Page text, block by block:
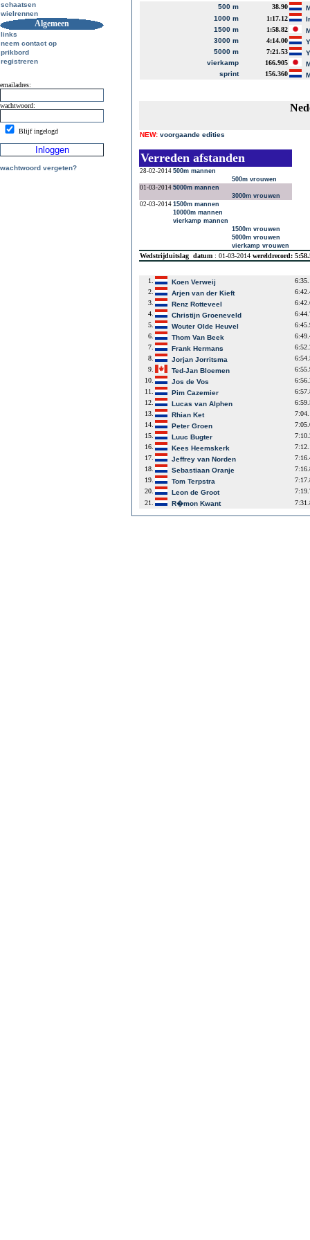
schaatsen
wielrennen
Algemeen
links
neem contact op
prikbord
registreren
emailadres:
wachtwoord:
Blijf ingelogd
wachtwoord vergeten?
500 m 38.90
1000 m
1:17.12
1500 m
1:58.82
3000 m
4:14.00
5000 m
7:21.53
vierkamp
166.905
sprint
156.360
NEW: voorgaande edities
Verreden afstanden
28-02-2014 500m mannen
500m vrouwen
01-03-2014 5000m mannen
3000m vrouwen
02-03-2014 1500m mannen
10000m mannen
vierkamp mannen
1500m vrouwen
5000m vrouwen
vierkamp vrouwen
Wedstrijduitslag datum : 01-03-2014 wereldrecord:
1. Koen Verweij
2.
Arjen van der Kieft
3.
Renz Rotteveel
4.
Christijn Groeneveld
5.
Wouter Olde Heuvel
6.
Thom Van Beek
7.
Frank Hermans
8.
Jorjan Jorritsma
9.
Ted-Jan Bloemen
10.
Jos de Vos
11.
Pim Cazemier
12.
Lucas van Alphen
13.
Rhian Ket
14.
Peter Groen
15.
Luuc Bugter
16.
Kees Heemskerk
17.
Jeffrey van Norden
18.
Sebastiaan Oranje
19.
Tom Terpstra
20.
Leon de Groot
21.
R�mon Kwant